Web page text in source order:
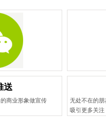
送
商业形象做宣传
无处不在的
吸引更多关注